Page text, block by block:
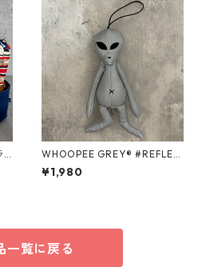
WHOOPEE GREY® #REFLEC
TOR/Sサイズ
¥1,980
一覧に戻る